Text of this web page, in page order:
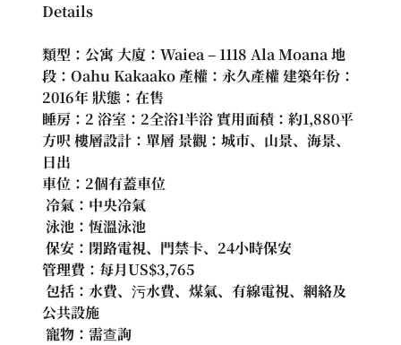
Details
類型：公寓 大廈：Waiea – 1118 Ala Moana 地
段：Oahu Kakaako 產權：永久產權 建築年份：
2016年 狀態：在售
睡房：2 浴室：2全浴1半浴 實用面積：約1,880平
方呎 樓層設計：單層 景觀：城市、山景、海景、
日出
車位：2個有蓋車位
冷氣：中央冷氣
泳池：恆溫泳池
保安：閉路電視、門禁卡、24小時保安
管理費：每月US$3,765
包括：水費、污水費、煤氣、有線電視、網絡及
公共設施
寵物：需查詢